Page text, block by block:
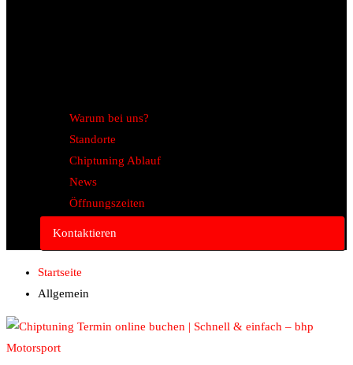
Warum bei uns?
Standorte
Chiptuning Ablauf
News
Öffnungszeiten
Kontaktieren
Startseite
Allgemein